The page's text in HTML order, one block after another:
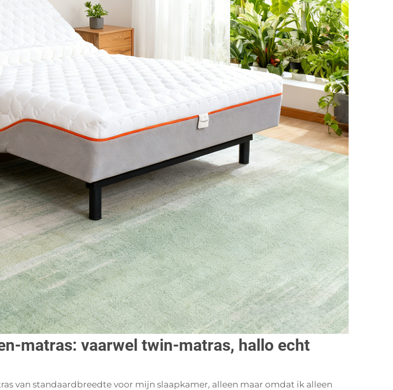
matras: vaarwel twin-matras, hallo echt
van standaardbreedte voor mijn slaapkamer, alleen maar omdat ik alleen